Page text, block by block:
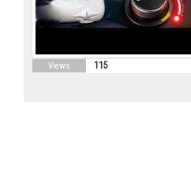
Views 115